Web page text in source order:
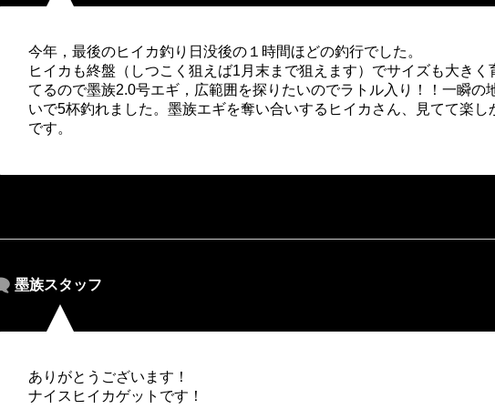
今年，最後のヒイカ釣り日没後の１時間ほどの釣行でした。
ヒイカも終盤（しつこく狙えば1月末まで狙えます）でサイズも大きく
てるので墨族2.0号エギ，広範囲を探りたいのでラトル入り！！一瞬の
いで5杯釣れました。墨族エギを奪い合いするヒイカさん、見てて楽し
です。
墨族スタッフ
ありがとうございます！
ナイスヒイカゲットです！